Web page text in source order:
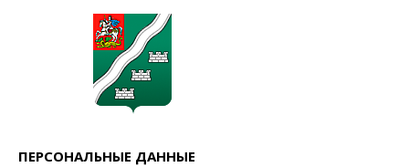
ПЕРСОНАЛЬНЫЕ ДАННЫЕ